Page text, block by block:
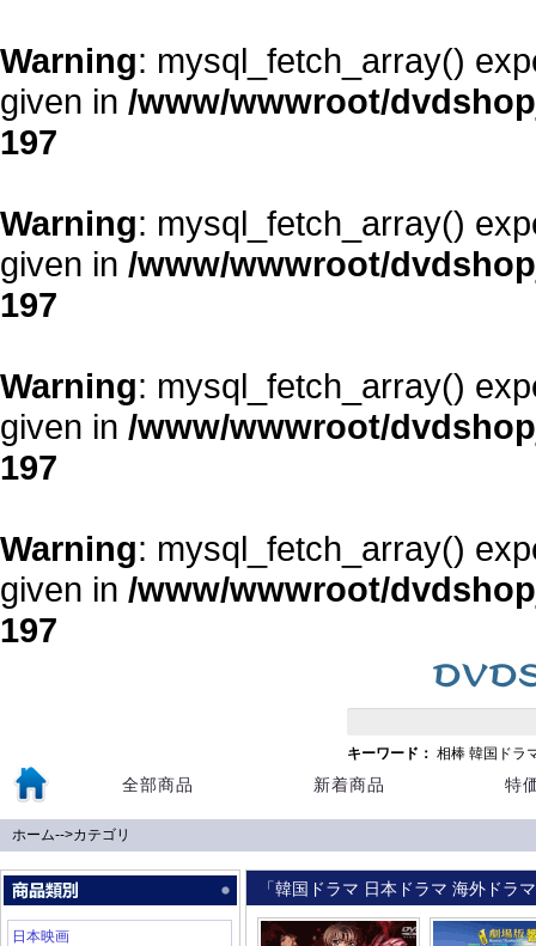
Warning: mysql_fetch_array()
given in /www/wwwroot/
197
Warning: mysql_fetch_array()
given in /www/wwwroot/
197
Warning: mysql_fetch_array()
given in /www/wwwroot/
197
Warning: mysql_fetch_array()
given in /www/wwwroot/
197
キーワード： 相棒 韓国ドラ
全部商品 新着商品 特
ホーム-->カテゴリ
日本映画
「韓国ドラマ 日本ドラマ 海外ドラ